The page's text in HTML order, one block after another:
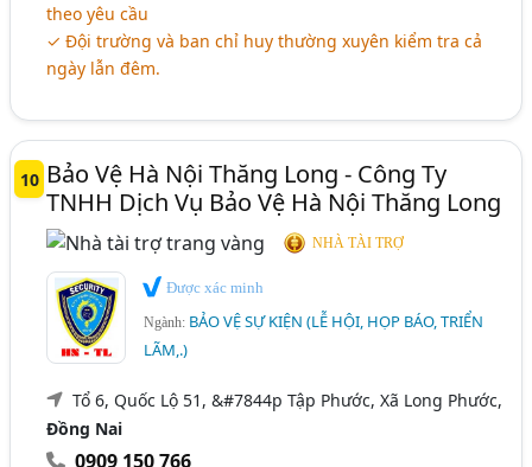
theo yêu cầu
✓ Đội trường và ban chỉ huy thường xuyên kiểm tra cả
ngày lẫn đêm.
10 Bảo Vệ Hà Nội Thăng Long - Công Ty
TNHH Dịch Vụ Bảo Vệ Hà Nội Thăng Long
NHÀ TÀI TRỢ
Được xác minh
Ngành: BẢO VỆ SỰ KIỆN (LỄ HỘI, HỌP BÁO, TRIỂN
LÃM,.)
Tổ 6, Quốc Lộ 51, &#7844p Tập Phước, Xã Long Phước,
Đồng Nai
0909 150 766